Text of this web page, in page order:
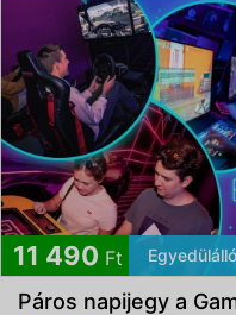
11 490 Ft
Páros napijegy a